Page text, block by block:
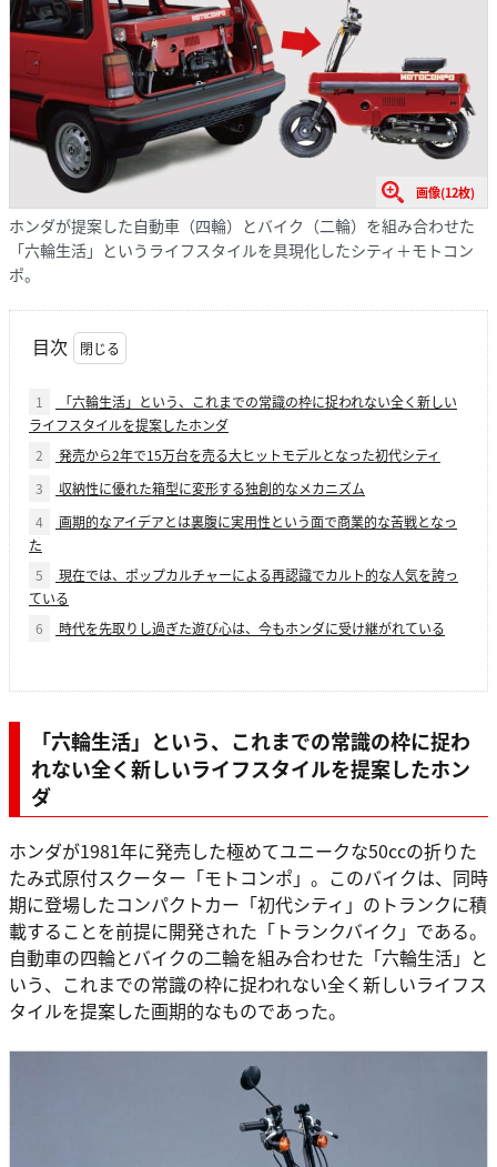
画像(12枚)
ホンダが提案した自動車（四輪）とバイク（二輪）を組み合わせた
「六輪生活」というライフスタイルを具現化したシティ＋モトコン
ポ。
目次
1
「六輪生活」という、これまでの常識の枠に捉われない全く新しい
ライフスタイルを提案したホンダ
2
発売から2年で15万台を売る大ヒットモデルとなった初代シティ
3
収納性に優れた箱型に変形する独創的なメカニズム
4
画期的なアイデアとは裏腹に実用性という面で商業的な苦戦となっ
た
5
現在では、ポップカルチャーによる再認識でカルト的な人気を誇っ
ている
6
時代を先取りし過ぎた遊び心は、今もホンダに受け継がれている
「六輪生活」という、これまでの常識の枠に捉わ
れない全く新しいライフスタイルを提案したホン
ダ
ホンダが1981年に発売した極めてユニークな50ccの折りた
たみ式原付スクーター「モトコンポ」。このバイクは、同時
期に登場したコンパクトカー「初代シティ」のトランクに積
載することを前提に開発された「トランクバイク」である。
自動車の四輪とバイクの二輪を組み合わせた「六輪生活」と
いう、これまでの常識の枠に捉われない全く新しいライフス
タイルを提案した画期的なものであった。